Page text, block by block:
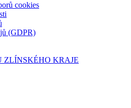
cookies
(GDPR)
ZLÍNSKÉHO KRAJE